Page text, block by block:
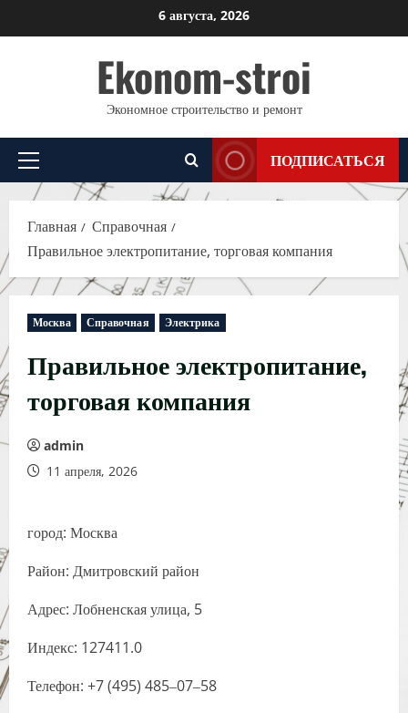
к
6 августа, 2026
Ekonom-stroi
Экономное строительство и ремонт
Основное
меню
ПОДПИСАТЬСЯ
Главная
Справочная
Правильное электропитание, торговая компания
Москва Справочная Электрика
Правильное электропитание,
торговая компания
admin
11 апреля, 2026
город: Москва
Район: Дмитровский район
Адрес: Лобненская улица, 5
Индекс: 127411.0
Телефон: +7 (495) 485‒07‒58